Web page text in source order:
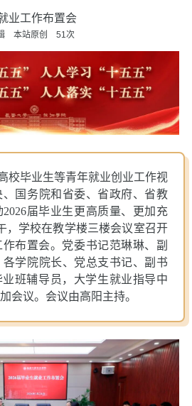
业工作布置会
本站原创 51次
校毕业生等青年就业创业工作视
国务院和省委、省政府、省教
2026届毕业生更高质量、更加充
，学校在教学楼三楼会议室召开
布置会。党委书记范琳琳、副
学院院长、党总支书记、副书
业班辅导员，大学生就业指导中
会议。会议由高阳主持。